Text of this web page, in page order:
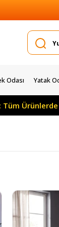
Odası Yatak
Fiyatına 3